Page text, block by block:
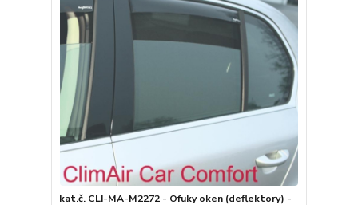
kat.č. CLI-MA-M2272 - Ofuky oken (deflektory) -